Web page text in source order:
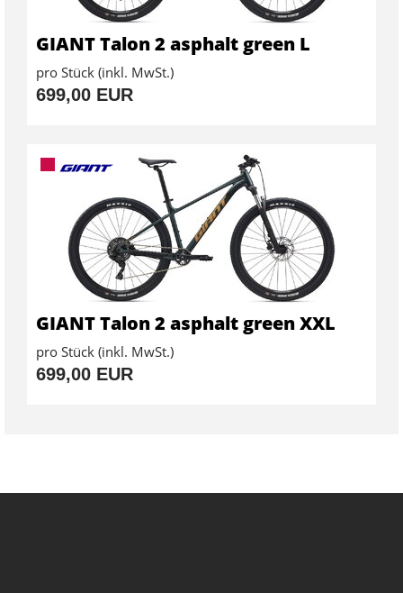
GIANT Talon 2 asphalt green L
pro Stück (inkl. MwSt.)
699,00 EUR
GIANT Talon 2 asphalt green XXL
pro Stück (inkl. MwSt.)
699,00 EUR